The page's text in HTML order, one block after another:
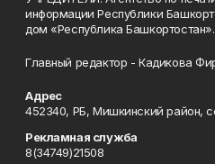
информации Республики
дом «Республика Башкортостан».
Главный редактор - Кадикова
Адрес
452340, РБ, Мишкинский район,
Рекламная служба
8(34749)21508